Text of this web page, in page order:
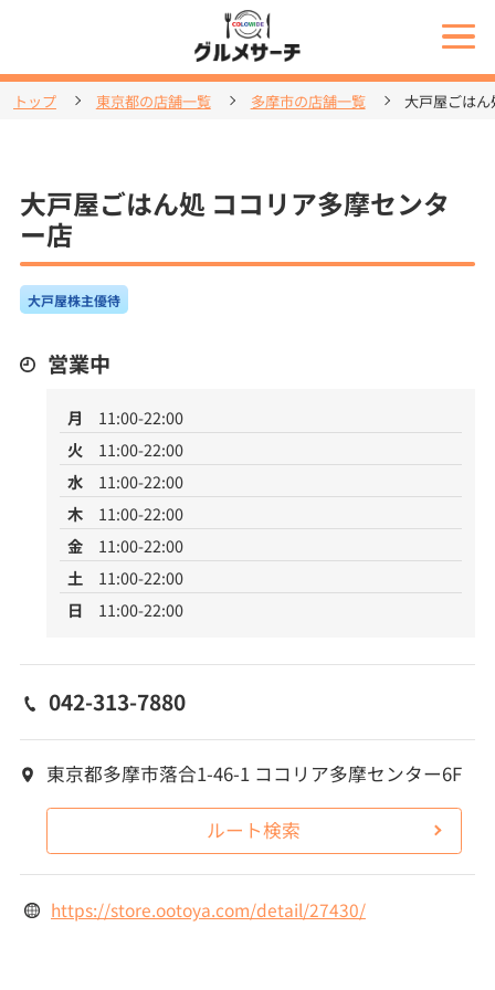
トップ 東京都の店舗一覧 多摩市の店舗一覧 大戸屋ごは
大戸屋ごはん処 ココリア多摩センタ
ー店
大戸屋株主優待
営業中
月
11:00-22:00
火
11:00-22:00
水
11:00-22:00
木
11:00-22:00
金
11:00-22:00
土
11:00-22:00
日
11:00-22:00
042-313-7880
東京都多摩市落合1-46-1 ココリア多摩センター6F
ルート検索
https://store.ootoya.com/detail/27430/